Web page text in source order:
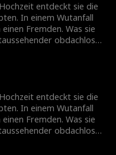
entdeckt sie die
In einem Wutanfall
Fremden. Was sie
obdachloser
entdeckt sie die
In einem Wutanfall
Fremden. Was sie
obdachloser